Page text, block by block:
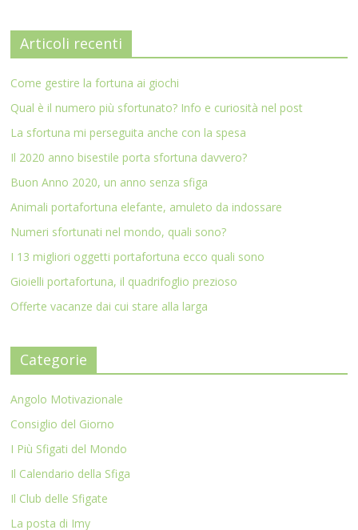
Articoli recenti
Come gestire la fortuna ai giochi
Qual è il numero più sfortunato? Info e curiosità nel post
La sfortuna mi perseguita anche con la spesa
Il 2020 anno bisestile porta sfortuna davvero?
Buon Anno 2020, un anno senza sfiga
Animali portafortuna elefante, amuleto da indossare
Numeri sfortunati nel mondo, quali sono?
I 13 migliori oggetti portafortuna ecco quali sono
Gioielli portafortuna, il quadrifoglio prezioso
Offerte vacanze dai cui stare alla larga
Categorie
Angolo Motivazionale
Consiglio del Giorno
I Più Sfigati del Mondo
Il Calendario della Sfiga
Il Club delle Sfigate
La posta di Imy